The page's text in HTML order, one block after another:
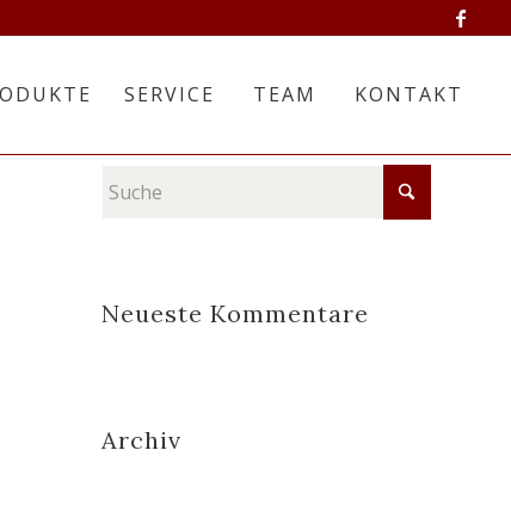
SERVICE TEAM KONTAKT
Neueste Kommentare
Archiv